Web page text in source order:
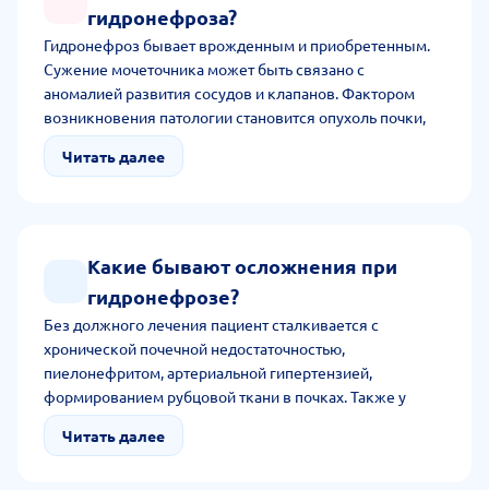
гидронефроза?
Гидронефроз бывает врожденным и приобретенным.
Сужение мочеточника может быть связано с
аномалией развития сосудов и клапанов. Фактором
возникновения патологии становится опухоль почки,
мочеточника, шейки матки, аденома простаты,
беременность, нейрогенный мочевой пузырь, травма
травмы живота, спайки при вмешательствах в органы
Читать далее
Какие бывают осложнения при
гидронефрозе?
Без должного лечения пациент сталкивается с
хронической почечной недостаточностью,
пиелонефритом, артериальной гипертензией,
формированием рубцовой ткани в почках. Также у
человека развивается сепсис и разрывается почка с
излитием мочи в забрюшинное пространство.
Читать далее